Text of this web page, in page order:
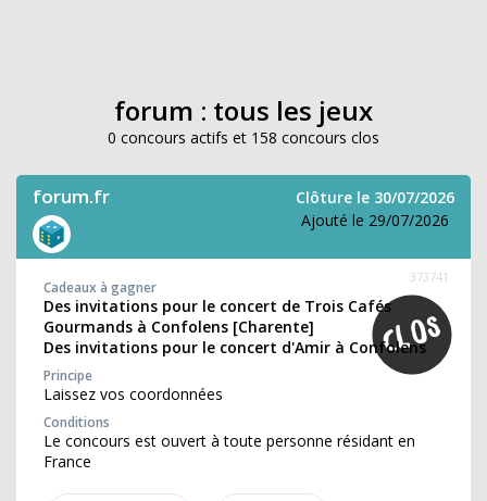
forum : tous les jeux
0 concours actifs et 158 concours clos
forum.fr
Clôture le 30/07/2026
Ajouté le 29/07/2026
373741
Cadeaux à gagner
Des invitations pour le concert de Trois Cafés
Gourmands à Confolens [Charente]
Des invitations pour le concert d'Amir à Confolens
Principe
Laissez vos coordonnées
Conditions
Le concours est ouvert à toute personne résidant en
France